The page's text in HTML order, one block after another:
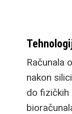
Računala
nakon
do fizičkih